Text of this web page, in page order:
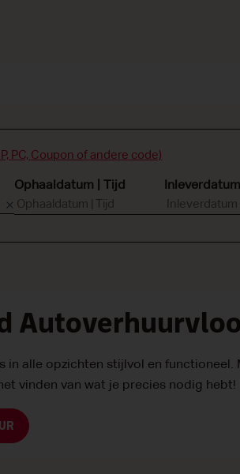
PC, Coupon of andere code)
Ophaaldatum | Tijd
in alle opzichten stijlvol en
vinden van wat je precies nodig hebt!